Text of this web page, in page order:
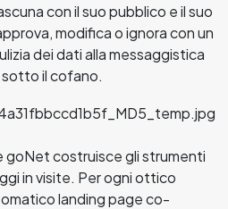
con il suo pubblico e il suo
modifica o ignora con un
dei dati alla messaggistica
il cofano.
costruisce gli strumenti
in visite. Per ogni ottico
landing page co-